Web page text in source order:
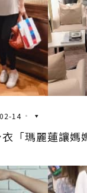
14
「瑪麗蓮讓媽